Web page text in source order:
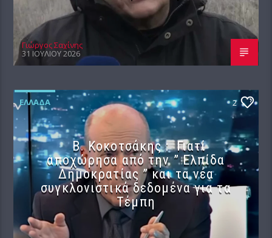
Γιώργος Σαχίνης
31 ΙΟΥΛΊΟΥ 2026
ΕΛΛΆΔΑ 2
Β. Κοκοτσάκης : Γιατί
αποχώρησα από την ” Ελπίδα
Δημοκρατίας ” και τα νέα
συγκλονιστικά δεδομένα για τα
Τέμπη